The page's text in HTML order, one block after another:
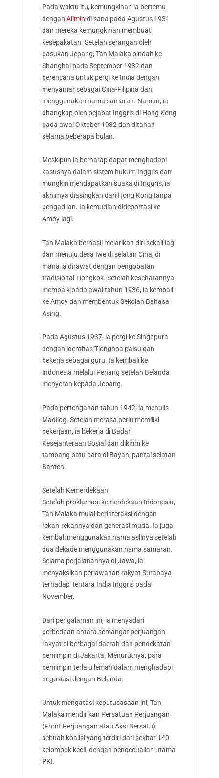
Pada waktu itu, kemungkinan ia bertemu
dengan Alimin di sana pada Agustus 1931
dan mereka kemungkinan membuat
kesepakatan. Setelah serangan oleh
pasukan Jepang, Tan Malaka pindah ke
Shanghai pada September 1932 dan
berencana untuk pergi ke India dengan
menyamar sebagai Cina-Filipina dan
menggunakan nama samaran. Namun, ia
ditangkap oleh pejabat Inggris di Hong Kong
pada awal Oktober 1932 dan ditahan
selama beberapa bulan.
Meskipun ia berharap dapat menghadapi
kasusnya dalam sistem hukum Inggris dan
mungkin mendapatkan suaka di Inggris, ia
akhirnya diasingkan dari Hong Kong tanpa
pengadilan. Ia kemudian dideportasi ke
Amoy lagi.
Tan Malaka berhasil melarikan diri sekali lagi
dan menuju desa Iwe di selatan Cina, di
mana ia dirawat dengan pengobatan
tradisional Tiongkok. Setelah kesehatannya
membaik pada awal tahun 1936, ia kembali
ke Amoy dan membentuk Sekolah Bahasa
Asing.
Pada Agustus 1937, ia pergi ke Singapura
dengan identitas Tionghoa palsu dan
bekerja sebagai guru. Ia kembali ke
Indonesia melalui Penang setelah Belanda
menyerah kepada Jepang.
Pada pertengahan tahun 1942, ia menulis
Madilog. Setelah merasa perlu memiliki
pekerjaan, ia bekerja di Badan
Kesejahteraan Sosial dan dikirim ke
tambang batu bara di Bayah, pantai selatan
Banten.
Setelah Kemerdekaan
Setelah proklamasi kemerdekaan Indonesia,
Tan Malaka mulai berinteraksi dengan
rekan-rekannya dan generasi muda. Ia juga
kembali menggunakan nama aslinya setelah
dua dekade menggunakan nama samaran.
Selama perjalanannya di Jawa, ia
menyaksikan perlawanan rakyat Surabaya
terhadap Tentara India Inggris pada
November.
Dari pengalaman ini, ia menyadari
perbedaan antara semangat perjuangan
rakyat di berbagai daerah dan pendekatan
pemimpin di Jakarta. Menurutnya, para
pemimpin terlalu lemah dalam menghadapi
negosiasi dengan Belanda.
Untuk mengatasi keputusasaan ini, Tan
Malaka mendirikan Persatuan Perjuangan
(Front Perjuangan atau Aksi Bersatu),
sebuah koalisi yang terdiri dari sekitar 140
kelompok kecil, dengan pengecualian utama
PKI.